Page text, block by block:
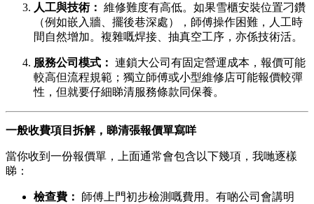
人工與技術： ​ 維修難度有高低。如果雪櫃安裝位置刁鑽
（例如嵌入牆、擺後巷深處），師傅操作困難，人工時
間自然增加。複雜嘅焊接、抽真空工序，亦係技術活。
服務公司模式： ​ 連鎖大公司有固定營運成本，報價可能
較高但流程規範；獨立師傅或小型維修店可能報價較彈
性，但就要仔細睇清服務條款同保養。
一般收費項目拆解，睇清張報價單寫咩
當你收到一份報價單，上面通常會包含以下幾項，我哋逐樣
睇：
檢查費：
​ 師傅上門初步檢測嘅費用。有啲公司會講明